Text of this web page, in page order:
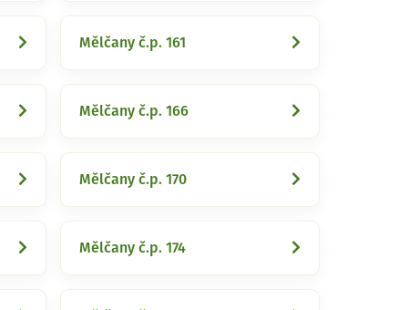
Mělčany č.p. 161
Mělčany č.p. 166
Mělčany č.p. 170
Mělčany č.p. 174